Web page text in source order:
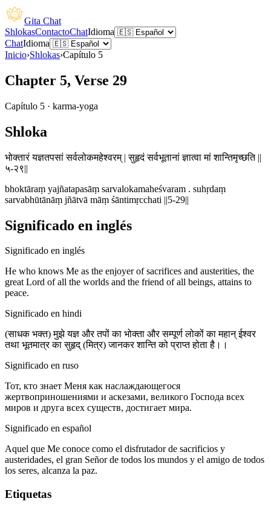
Gita Chat
ShlokasContactoChatIdioma
ChatIdioma
Inicio›Shlokas›Capítulo 5
Chapter 5, Verse 29
Capítulo 5 · karma-yoga
Shloka
भोक्तारं यज्ञतपसां सर्वलोकमहेश्वरम् | सुहृदं सर्वभूतानां ज्ञात्वा मां शान्तिमृच्छति ||
५-२९||
bhoktāraṃ yajñatapasāṃ sarvalokamaheśvaram . suhṛdaṃ
sarvabhūtānāṃ jñātvā māṃ śāntimṛcchati ||5-29||
Significado en inglés
Significado en inglés
He who knows Me as the enjoyer of sacrifices and austerities, the
great Lord of all the worlds and the friend of all beings, attains to
peace.
Significado en hindi
(साधक भक्त) मुझे यज्ञ और तपों का भोक्ता और सम्पूर्ण लोकों का महान् ईश्वर
तथा भूतमात्र का सुहृद् (मित्र) जानकर शान्ति को प्राप्त होता है।।
Significado en ruso
Тот, кто знает Меня как наслаждающегося
жертвоприношениями и аскезами, великого Господа всех
миров и друга всех существ, достигает мира.
Significado en español
Aquel que Me conoce como el disfrutador de sacrificios y
austeridades, el gran Señor de todos los mundos y el amigo de todos
los seres, alcanza la paz.
Etiquetas